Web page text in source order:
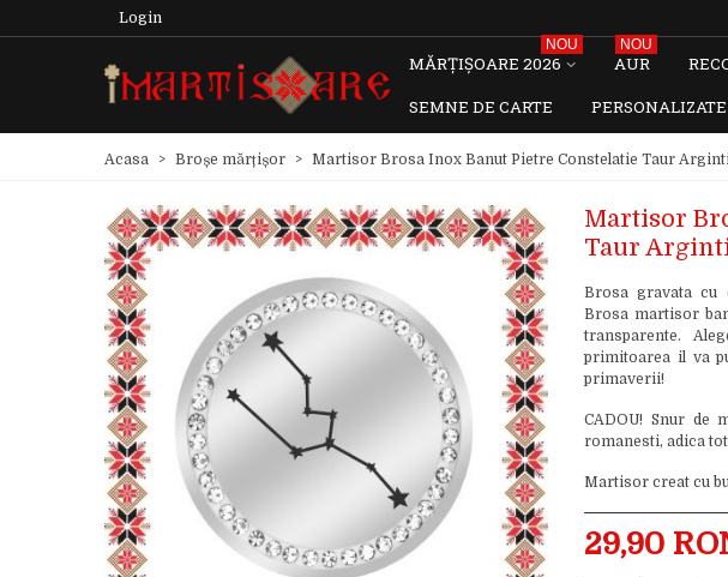
Login
MĂRȚIȘOARE 2026
NOU
AUR
NOU
SEMNE DE CARTE
PERSONALIZATE
Acasa > Broșe mărțișor > Martisor Brosa Inox Banut Pietre Constelatie Taur
Martisor
Taur
Brosa gravata cu
Brosa martisor
transparente.
primitoarea il va
primaverii!
CADOU! Snur de
romanesti, adica
Martisor creat cu
29,90